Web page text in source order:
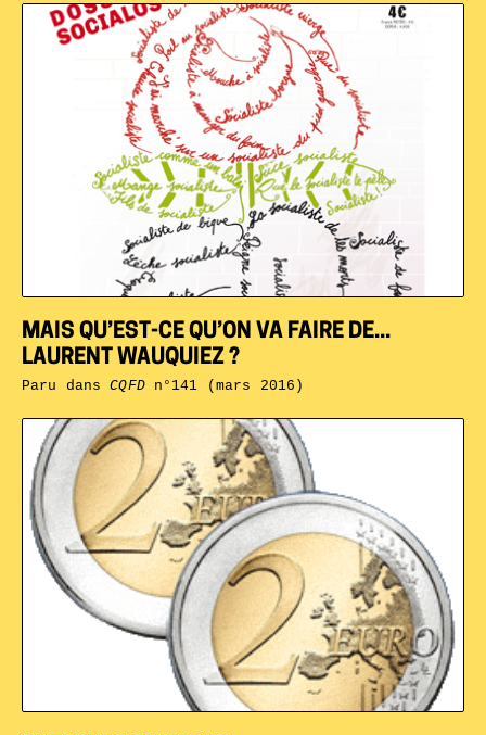
MAIS QU’EST-CE QU’ON VA FAIRE DE...
LAURENT WAUQUIEZ ?
Paru dansCQFDn°141 (mars 2016)